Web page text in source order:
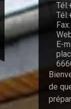
E-
de